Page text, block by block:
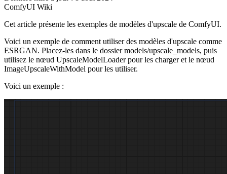
ComfyUI Wiki
Cet article présente les exemples de modèles d'upscale de ComfyUI.
Voici un exemple de comment utiliser des modèles d'upscale comme
ESRGAN. Placez-les dans le dossier models/upscale_models, puis
utilisez le nœud UpscaleModelLoader pour les charger et le nœud
ImageUpscaleWithModel pour les utiliser.
Voici un exemple :